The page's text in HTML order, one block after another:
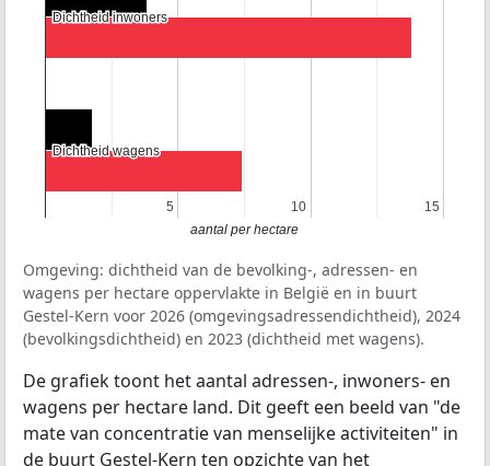
5
5 10
10 15
15
Dichtheid inwoners
Dichtheid inwoners
Dichtheid wagens
Dichtheid wagens
aantal per hectare
Omgeving: dichtheid van de bevolking-, adressen- en
wagens per hectare oppervlakte in België en in buurt
Gestel-Kern voor 2026 (omgevingsadressendichtheid), 2024
(bevolkingsdichtheid) en 2023 (dichtheid met wagens).
De grafiek toont het aantal adressen-, inwoners- en
wagens per hectare land. Dit geeft een beeld van "de
mate van concentratie van menselijke activiteiten" in
de buurt Gestel-Kern ten opzichte van het